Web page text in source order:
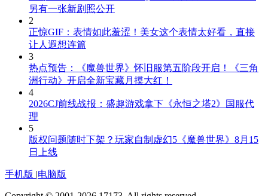
另有一张新剧照公开
2
正惊GIF：表情如此羞涩！美女这个表情太好看，直接
让人遐想连篇
3
热点预告：《魔兽世界》怀旧服第五阶段开启！《三角
洲行动》开启全新宝藏月摸大红！
4
2026CJ前线战报：盛趣游戏拿下《永恒之塔2》国服代
理
5
版权问题随时下架？玩家自制虚幻5《魔兽世界》8月15
日上线
手机版 |电脑版